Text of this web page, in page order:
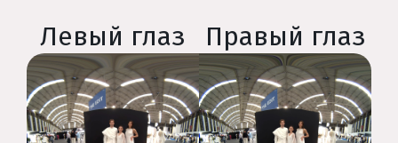
Левый глаз Правый глаз